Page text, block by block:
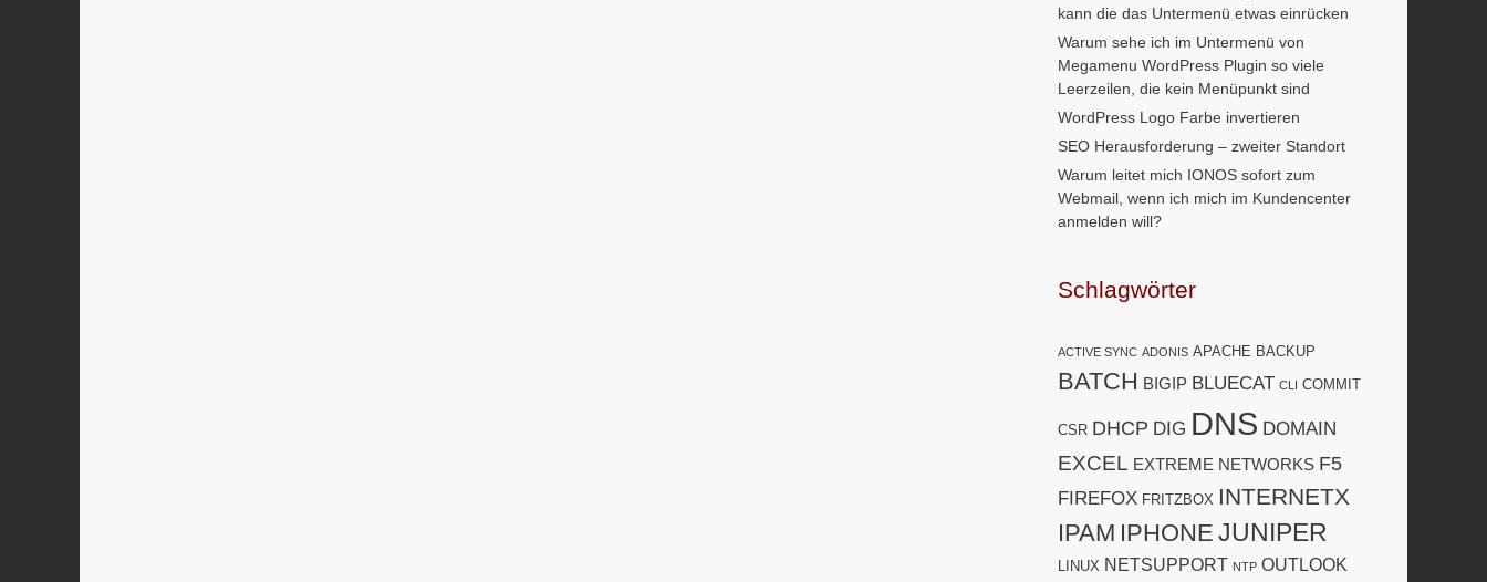
kann die das Untermenü etwas einrücken
Warum sehe ich im Untermenü von
Megamenu WordPress Plugin so viele
Leerzeilen, die kein Menüpunkt sind
WordPress Logo Farbe invertieren
SEO Herausforderung – zweiter Standort
Warum leitet mich IONOS sofort zum
Webmail, wenn ich mich im Kundencenter
anmelden will?
Schlagwörter
ACTIVE SYNC ADONIS APACHE BACKUP
BATCH BIGIP BLUECAT CLI COMMIT
CSR DHCP DIG DNS DOMAIN
EXCEL EXTREME NETWORKS F5
FIREFOX FRITZBOX INTERNETX
IPAM IPHONE JUNIPER
LINUX NETSUPPORT NTP OUTLOOK